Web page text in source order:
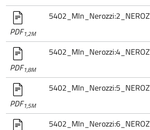
PDF1,2M
PDF1,8M
PDF1,5M